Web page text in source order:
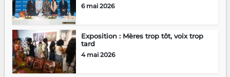
6 mai 2026
Exposition : Mères trop tôt, voix trop
tard
4 mai 2026